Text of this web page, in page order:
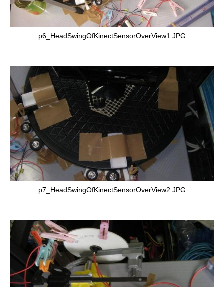
p6_HeadSwingOfKinectSensorOverView1.JPG
p7_HeadSwingOfKinectSensorOverView2.JPG